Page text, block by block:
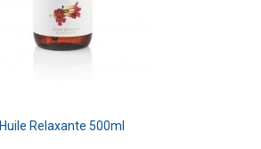
Huile Relaxante 500ml